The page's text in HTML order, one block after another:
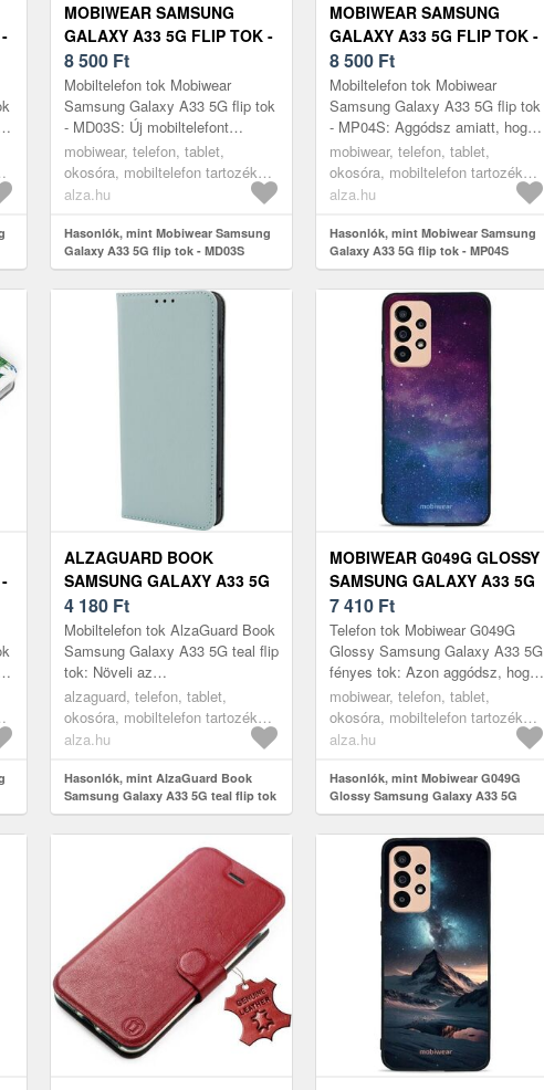
MOBIWEAR SAMSUNG
GALAXY A33 5G FLIP TOK -
MD03S
8 500 Ft
Mobiltelefon tok Mobiwear
Samsung Galaxy A33 5G flip tok
- MD03S: Új mobiltelefont
vásároltál, és aggódsz, hogy
tönkremegy? A kitűnő minőségű
SAMSU...
mobiwear, telefon, tablet,
okosóra, mobiltelefon tartozékok,
tokok
alza.hu
Hasonlók, mint Mobiwear Samsung
Galaxy A33 5G flip tok - MD03S
MOBIWEAR SAMSUNG
GALAXY A33 5G FLIP TOK -
MP04S
8 500 Ft
Mobiltelefon tok Mobiwear
Samsung Galaxy A33 5G flip tok
- MP04S: Aggódsz amiatt, hogy
az újonnan vásárolt
mobiltelefonod megsérül? A
kitűnő minősé...
mobiwear, telefon, tablet,
okosóra, mobiltelefon tartozékok,
tokok
alza.hu
Hasonlók, mint Mobiwear Samsung
Galaxy A33 5G flip tok - MP04S
ALZAGUARD BOOK
SAMSUNG GALAXY A33 5G
TEAL FLIP TOK
4 180 Ft
Mobiltelefon tok AlzaGuard Book
Samsung Galaxy A33 5G teal flip
tok: Növeli az
ellenállóképességetTegyél meg
mindent azért, hogy megvédd
telefonoda...
alzaguard, telefon, tablet,
okosóra, mobiltelefon tartozékok,
tokok
alza.hu
Hasonlók, mint AlzaGuard Book
Samsung Galaxy A33 5G teal flip tok
MOBIWEAR G049G GLOSSY
SAMSUNG GALAXY A33 5G
FÉNYES TOK
7 410 Ft
Telefon tok Mobiwear G049G
Glossy Samsung Galaxy A33 5G
fényes tok: Azon aggódsz, hogy
vadi új telefonod megsérülhet?
Ezen praktikus SAMSUNG
Galaxy...
mobiwear, telefon, tablet,
okosóra, mobiltelefon tartozékok,
tokok
alza.hu
Hasonlók, mint Mobiwear G049G
Glossy Samsung Galaxy A33 5G
fényes tok